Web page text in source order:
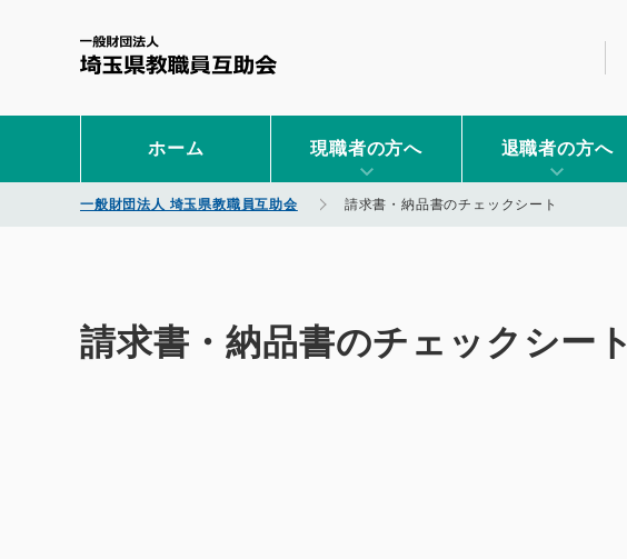
ホーム 現職者の方へ 退職者の方へ
一般財団法人 埼玉県教職員互助会 請求書・納品書のチェックシート
請求書・納品書のチェックシート